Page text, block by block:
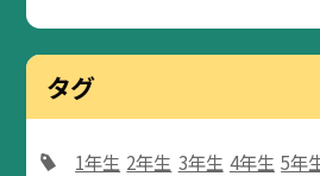
タグ
1年生 2年生 3年生 4年生 5年